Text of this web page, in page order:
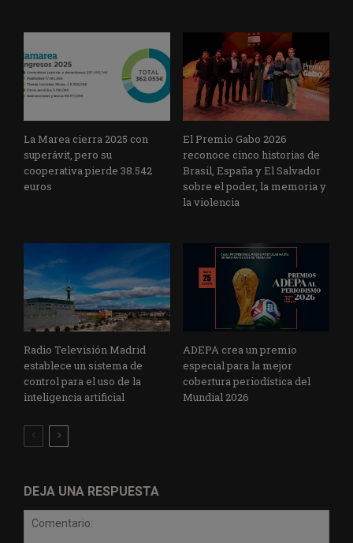
La Marea cierra 2025 con
superávit, pero su
cooperativa pierde 38.542
euros
El Premio Gabo 2026
reconoce cinco historias de
Brasil, España y El Salvador
sobre el poder, la memoria y
la violencia
Radio Televisión Madrid
establece un sistema de
control para el uso de la
inteligencia artificial
ADEPA crea un premio
especial para la mejor
cobertura periodística del
Mundial 2026
DEJA UNA RESPUESTA